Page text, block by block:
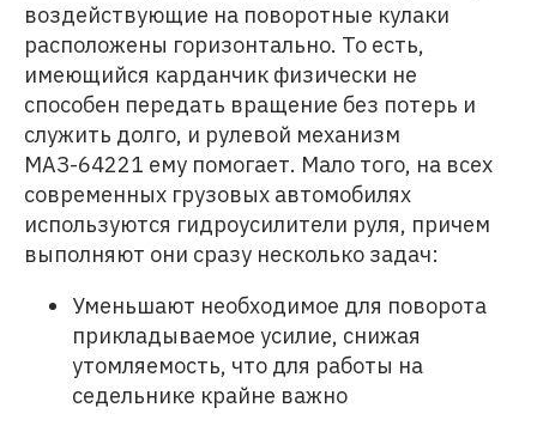
воздействующие на поворотные кулаки
расположены горизонтально. То есть,
имеющийся карданчик физически не
способен передать вращение без потерь и
служить долго, и рулевой механизм
МАЗ-64221 ему помогает. Мало того, на всех
современных грузовых автомобилях
используются гидроусилители руля, причем
выполняют они сразу несколько задач:
Уменьшают необходимое для поворота
прикладываемое усилие, снижая
утомляемость, что для работы на
седельнике крайне важно